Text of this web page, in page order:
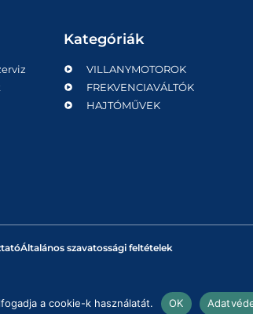
Kategóriák
VILLANYMOTOROK
FREKVENCIAVÁLTÓK
HAJTÓMŰVEK
Általános szavatossági feltételek
a cookie-k használatát. OK